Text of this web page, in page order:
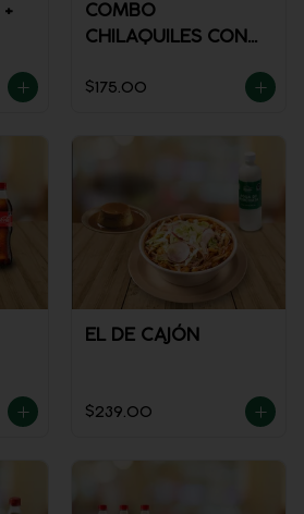
COMBO
CHILAQUILES CON
NARANJA
$175.00
EL DE CAJÓN
$239.00